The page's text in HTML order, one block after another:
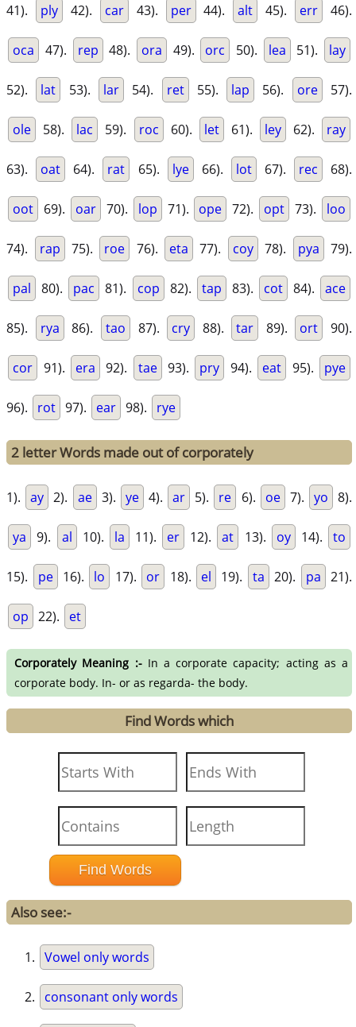
41). ply 42). car 43). per 44). alt 45). err 46).
oca 47). rep 48). ora 49). orc 50). lea 51). lay
52). lat 53). lar 54). ret 55). lap 56). ore 57).
ole 58). lac 59). roc 60). let 61). ley 62). ray
63). oat 64). rat 65). lye 66). lot 67). rec 68).
oot 69). oar 70). lop 71). ope 72). opt 73). loo
74). rap 75). roe 76). eta 77). coy 78). pya 79).
pal 80). pac 81). cop 82). tap 83). cot 84). ace
85). rya 86). tao 87). cry 88). tar 89). ort 90).
cor 91). era 92). tae 93). pry 94). eat 95). pye
96). rot 97). ear 98). rye
2 letter Words made out of corporately
1). ay 2). ae 3). ye 4). ar 5). re 6). oe 7). yo 8).
ya 9). al 10). la 11). er 12). at 13). oy 14). to
15). pe 16). lo 17). or 18). el 19). ta 20). pa 21).
op 22). et
Corporately Meaning :-In a corporate capacity; acting as a
corporate body. In- or as regarda- the body.
Find Words which
Also see:-
Vowel only words
consonant only words